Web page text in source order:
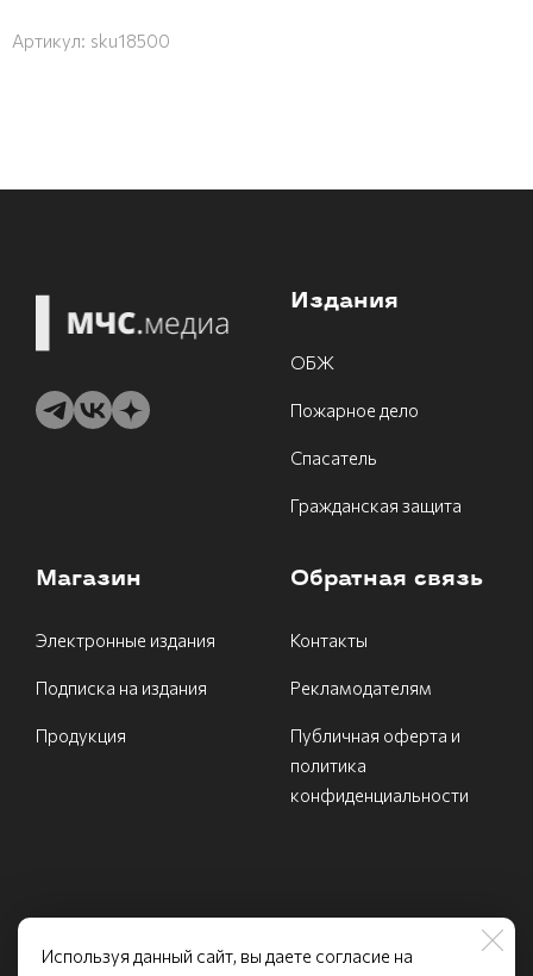
Артикул: sku18500
Издания
ОБЖ
Пожарное дело
Спасатель
Гражданская защита
Магазин
Электронные издания
Подписка на издания
Продукция
Обратная связь
Контакты
Рекламодателям
Публичная оферта и
политика
конфиденциальности
Используя данный сайт, вы даете согласие на